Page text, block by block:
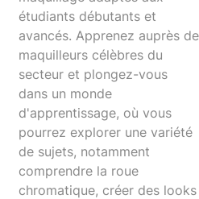
étudiants débutants et
avancés. Apprenez auprès de
maquilleurs célèbres du
secteur et plongez-vous
dans un monde
d'apprentissage, où vous
pourrez explorer une variété
de sujets, notamment
comprendre la roue
chromatique, créer des looks